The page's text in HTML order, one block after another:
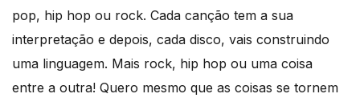
pop, hip hop ou rock. Cada canção tem a sua
interpretação e depois, cada disco, vais construindo
uma linguagem. Mais rock, hip hop ou uma coisa
entre a outra! Quero mesmo que as coisas se tornem